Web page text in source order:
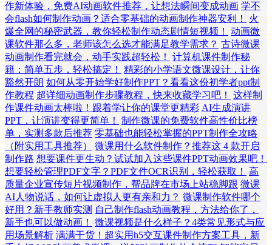
作新体验，免费AI动画软件推荐，让想法瞬间变成动画 学不
会flash如何制作动画？适合零基础的动画制作神器安利！
火
爆全网的秘密武器，教你轻松制作动态剧情短视频！
动画微
课软件那么多，老师该怎么选才能满足教学需求？ 古诗微课
动画制作看完就会，动手实践超轻松！
计算机课件制作秘
籍：简单五步，轻松搞定！
精彩的小学语文微课设计，让你
豁然开朗 如何从零开始学好制作PPT？看看这份初学者ppt制
作教程 超详细动画制作步骤教程，快来收藏学习吧！
这样制
作课件动画太棒啦！跟着学让你的课堂更精彩 AI生成演讲
PPT，让演讲变得更简单！
制作微课的免费软件高性价比榜
单，实测多款后推荐 零基础也能轻松掌握的PPT制作全攻略
（附实用工具推荐）
微课用什么软件制作？推荐这 4 款开启
制作路 想要课件更生动？试试加入这些课件PPT动画效果吧！
想要轻松管理PDF文字？PDF文件OCR识别，轻松获取！
高
质量企业宣传短片视频制作，帮品牌在市场上站稳脚跟 微课
AI人物说话，如何让虚拟人更有亲和力？ 微课制作软件哪个
好用？新手教师实测 自己制作flash动画教程，方法给你了，
新手也可以做动画！
微课视频是什么样子？4类常见形式与应
用场景解析 满满干货！超实用h5交互课件制作方案工具，新